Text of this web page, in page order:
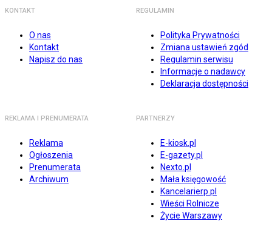
KONTAKT
O nas
Kontakt
Napisz do nas
REGULAMIN
Polityka Prywatności
Zmiana ustawień zgód
Regulamin serwisu
Informacje o nadawcy
Deklaracja dostępności
REKLAMA I PRENUMERATA
Reklama
Ogłoszenia
Prenumerata
Archiwum
PARTNERZY
E-kiosk.pl
E-gazety.pl
Nexto.pl
Mała księgowość
Kancelarierp.pl
Wieści Rolnicze
Życie Warszawy